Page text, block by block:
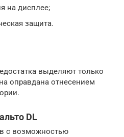
на дисплее;
защита.
выделяют только
оправдана отнесением
DL
с возможностью